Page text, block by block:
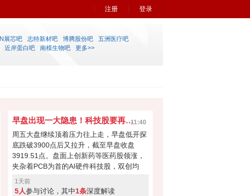
注册 登录
N展芯吧 志特新材吧 博腾股份吧
五洲医疗吧
近岸蛋白吧 南模生物吧 更多>>
早盘出现一大隐患！科技股要再次吸干大盘？11:40
周五大盘继续顶着压力往上走，早盘低开探
底跌破3900点后又拉升，截至早盘收盘
3919.51点。盘面上创新药等医药股领涨，
夹杂着PCB为首的AI硬件科技股，双创均
涨。科技股本次反弹力度不小，但早盘成交
缩量700多亿，如此下去会不会无法撑起大
1天前
5人参与讨论，其中1条深度解读